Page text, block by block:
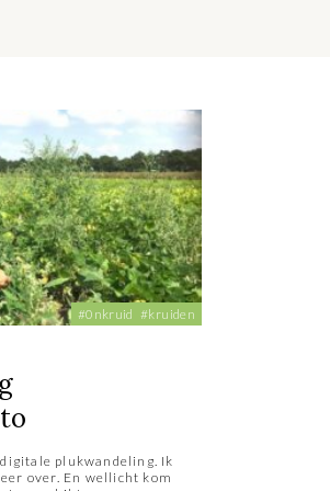
#0nkruid #kruiden
plukwandeling. Ik
over. En wellicht kom